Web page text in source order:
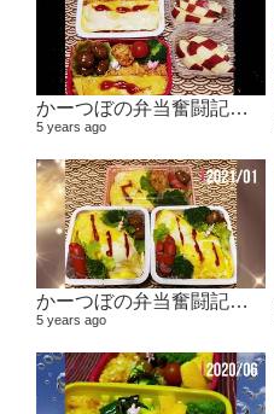
かーつぼの弁当奮闘記その6 【２０２１年４月～５月】
5 years ago
かーつぼの弁当奮闘記その４ 【２０２０年１１月～２０２１年１月】
5 years ago